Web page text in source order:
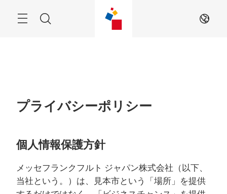
Search JA
プライバシーポリシー
個人情報保護方針
メッセフランクフルト ジャパン株式会社（以下、
当社という。）は、見本市という「場所」を提供